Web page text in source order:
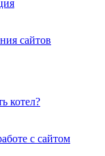
сайтов
котел?
с сайтом